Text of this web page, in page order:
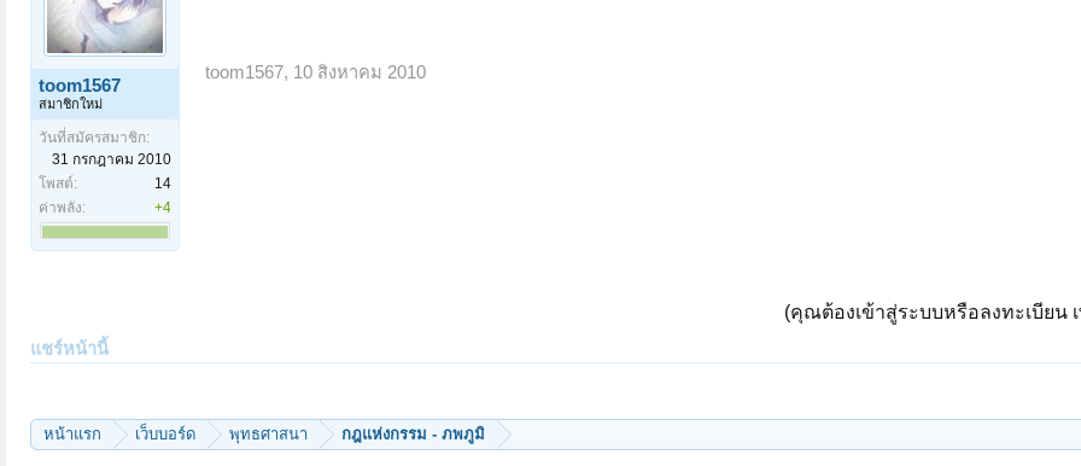
toom1567
สมาชิกใหม่
วันที่สมัครสมาชิก:
31 กรกฎาคม 2010
โพสต์:
14
ค่าพลัง:
+4
toom1567, 10 สิงหาคม 2010
(คุณต้องเข้าสู่ระบบหรือลงทะเบียน
แชร์หน้านี้
หน้าแรก เว็บบอร์ด พุทธศาสนา กฎแห่งกรรม - ภพภูมิ